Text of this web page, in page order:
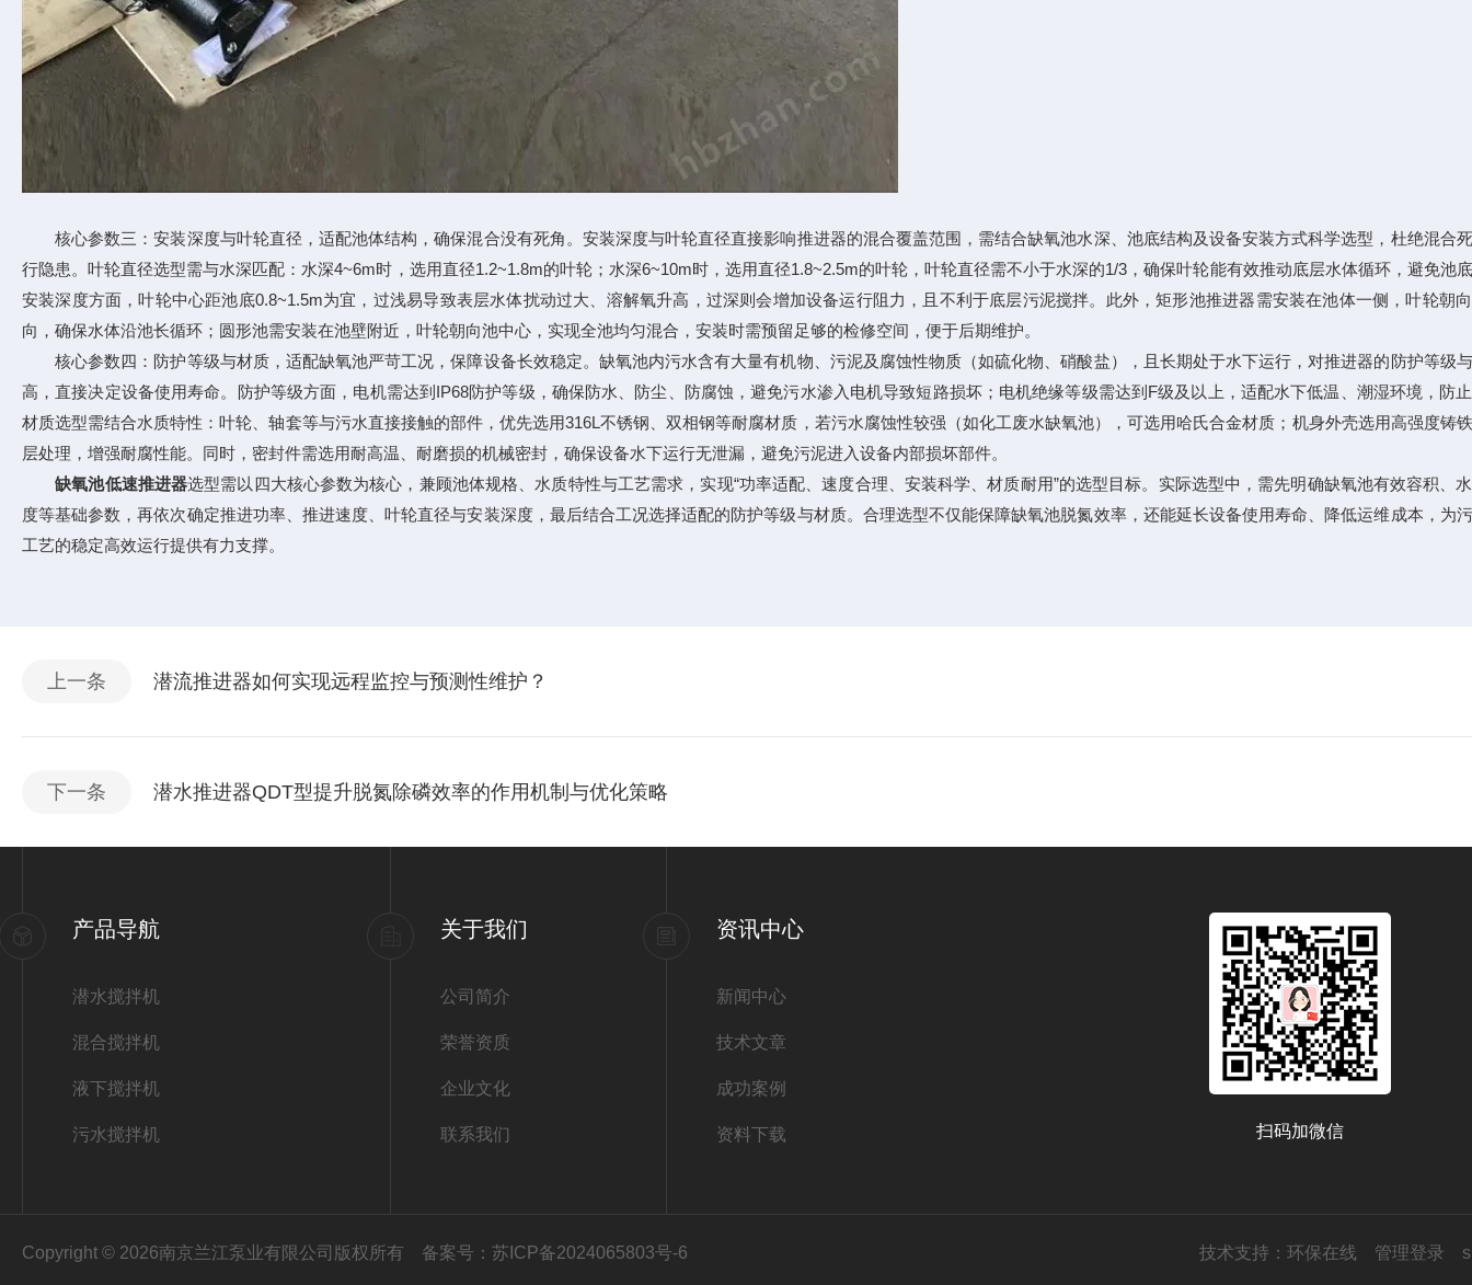
核心参数三：安装深度与叶轮直径，适配池体结构，确保混合没有死角。安装深度与叶轮直径直接影响推进器的混合覆盖范围，需结合缺氧池水深、池底结构及设备安装方式科学选型，杜绝混合
行隐患。叶轮直径选型需与水深匹配：水深4~6m时，选用直径1.2~1.8m的叶轮；水深6~10m时，选用直径1.8~2.5m的叶轮，叶轮直径需不小于水深的1/3，确保叶轮能有效推动底层水体循环，避免池
安装深度方面，叶轮中心距池底0.8~1.5m为宜，过浅易导致表层水体扰动过大、溶解氧升高，过深则会增加设备运行阻力，且不利于底层污泥搅拌。此外，矩形池推进器需安装在池体一侧，叶轮朝
向，确保水体沿池长循环；圆形池需安装在池壁附近，叶轮朝向池中心，实现全池均匀混合，安装时需预留足够的检修空间，便于后期维护。
核心参数四：防护等级与材质，适配缺氧池严苛工况，保障设备长效稳定。缺氧池内污水含有大量有机物、污泥及腐蚀性物质（如硫化物、硝酸盐），且长期处于水下运行，对推进器的防护等级
高，直接决定设备使用寿命。防护等级方面，电机需达到IP68防护等级，确保防水、防尘、防腐蚀，避免污水渗入电机导致短路损坏；电机绝缘等级需达到F级及以上，适配水下低温、潮湿环境，防
材质选型需结合水质特性：叶轮、轴套等与污水直接接触的部件，优先选用316L不锈钢、双相钢等耐腐材质，若污水腐蚀性较强（如化工废水缺氧池），可选用哈氏合金材质；机身外壳选用高强度铸
层处理，增强耐腐性能。同时，密封件需选用耐高温、耐磨损的机械密封，确保设备水下运行无泄漏，避免污泥进入设备内部损坏部件。
缺氧池低速推进器选型需以四大核心参数为核心，兼顾池体规格、水质特性与工艺需求，实现“功率适配、速度合理、安装科学、材质耐用”的选型目标。实际选型中，需先明确缺氧池有效容积、
度等基础参数，再依次确定推进功率、推进速度、叶轮直径与安装深度，最后结合工况选择适配的防护等级与材质。合理选型不仅能保障缺氧池脱氮效率，还能延长设备使用寿命、降低运维成本，为
工艺的稳定高效运行提供有力支撑。
上一条 潜流推进器如何实现远程监控与预测性维护？
下一条 潜水推进器QDT型提升脱氮除磷效率的作用机制与优化策略
产品导航
潜水搅拌机
混合搅拌机
液下搅拌机
污水搅拌机
关于我们
公司简介
荣誉资质
企业文化
联系我们
资讯中心
新闻中心
技术文章
成功案例
资料下载 扫码加微信
Copyright © 2026南京兰江泵业有限公司版权所有 备案号：苏ICP备2024065803号-6 技术支持： 环保在线 管理登录